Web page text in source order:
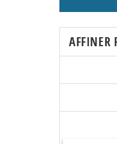
AFFINER